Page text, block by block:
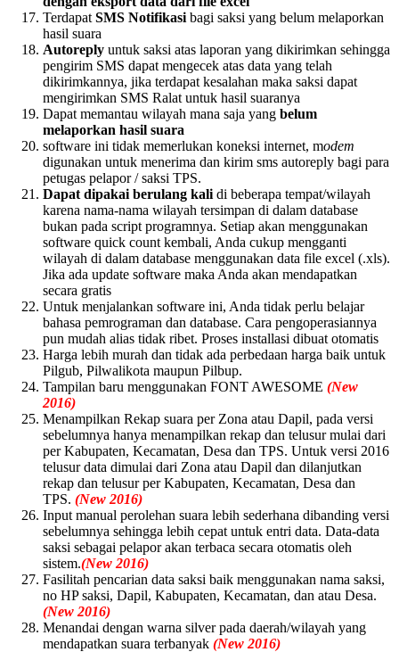
Terdapat SMS Notifikasi bagi saksi yang belum melaporkan
hasil suara
Autoreply untuk saksi atas laporan yang dikirimkan sehingga
pengirim SMS dapat mengecek atas data yang telah
dikirimkannya, jika terdapat kesalahan maka saksi dapat
mengirimkan SMS Ralat untuk hasil suaranya
Dapat memantau wilayah mana saja yang belum
melaporkan hasil suara
software ini tidak memerlukan koneksi internet, modem
digunakan untuk menerima dan kirim sms autoreply bagi para
petugas pelapor / saksi TPS.
Dapat dipakai berulang kali di beberapa tempat/wilayah
karena nama-nama wilayah tersimpan di dalam database
bukan pada script programnya. Setiap akan menggunakan
software quick count kembali, Anda cukup mengganti
wilayah di dalam database menggunakan data file excel (.xls).
Jika ada update software maka Anda akan mendapatkan
secara gratis
Untuk menjalankan software ini, Anda tidak perlu belajar
bahasa pemrograman dan database. Cara pengoperasiannya
pun mudah alias tidak ribet. Proses installasi dibuat otomatis
Harga lebih murah dan tidak ada perbedaan harga baik untuk
Pilgub, Pilwalikota maupun Pilbup.
Tampilan baru menggunakan FONT AWESOME (New
2016)
Menampilkan Rekap suara per Zona atau Dapil, pada versi
sebelumnya hanya menampilkan rekap dan telusur mulai dari
per Kabupaten, Kecamatan, Desa dan TPS. Untuk versi 2016
telusur data dimulai dari Zona atau Dapil dan dilanjutkan
rekap dan telusur per Kabupaten, Kecamatan, Desa dan
TPS. (New 2016)
Input manual perolehan suara lebih sederhana dibanding versi
sebelumnya sehingga lebih cepat untuk entri data. Data-data
saksi sebagai pelapor akan terbaca secara otomatis oleh
sistem.(New 2016)
Fasilitah pencarian data saksi baik menggunakan nama saksi,
no HP saksi, Dapil, Kabupaten, Kecamatan, dan atau Desa.
(New 2016)
Menandai dengan warna silver pada daerah/wilayah yang
mendapatkan suara terbanyak (New 2016)